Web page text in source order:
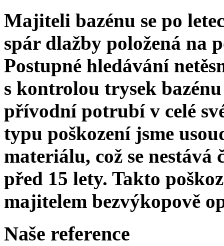
Majiteli bazénu se po
spár dlažby položená na
Postupné hledávání
s kontrolou trysek
přívodní potrubí v celé
typu poškození jsme
materiálu, což se nestává
před 15 lety. Takto
majitelem bezvýkopově
Naše reference